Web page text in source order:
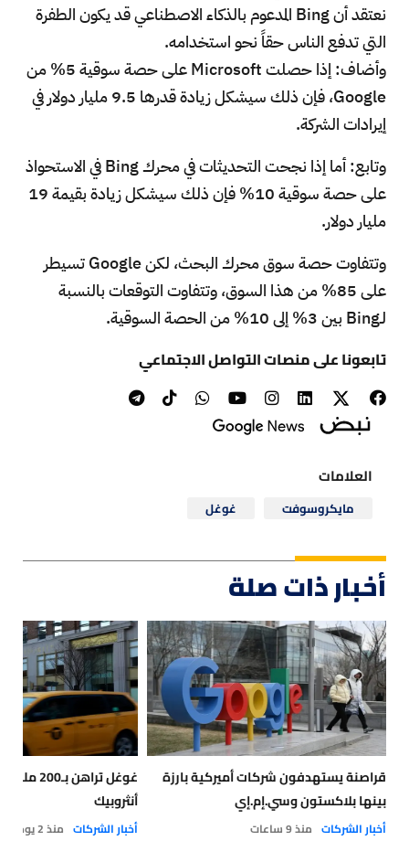
نعتقد أن Bing المدعوم بالذكاء الاصطناعي قد يكون الطفرة
التي تدفع الناس حقاً نحو استخدامه.
وأضاف: إذا حصلت Microsoft على حصة سوقية 5% من
Google، فإن ذلك سيشكل زيادة قدرها 9.5 مليار دولار في
إيرادات الشركة.
وتابع: أما إذا نجحت التحديثات في محرك Bing في الاستحواذ
على حصة سوقية 10% فإن ذلك سيشكل زيادة بقيمة 19
مليار دولار.
وتتفاوت حصة سوق محرك البحث، لكن Google تسيطر
على 85% من هذا السوق، وتتفاوت التوقعات بالنسبة
لـBing بين 3% إلى 10% من الحصة السوقية.
تابعونا على منصات التواصل الاجتماعي
العلامات
مايكروسوفت غوغل
أخبار ذات صلة
قراصنة يستهدفون شركات أميركية بارزة
بينها بلاكستون وسي.إم.إي
أخبار الشركات منذ 9 ساعات
غوغل تراهن
أنثروبيك
أخبار الشركات منذ 2 يوم